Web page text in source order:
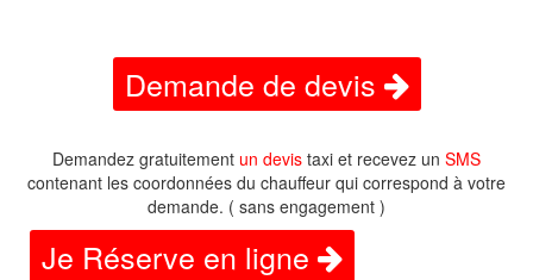
Demande de devis
Demandez gratuitement un devis taxi et recevez un SMS
contenant les coordonnées du chauffeur qui correspond à votre
demande. ( sans engagement )
Je Réserve en ligne